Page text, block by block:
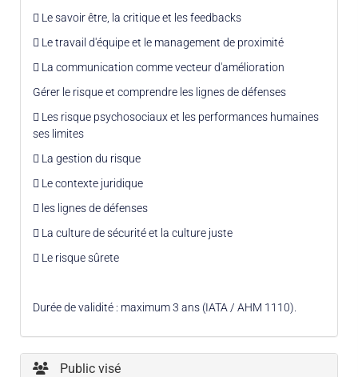
 Le savoir être, la critique et les feedbacks
 Le travail d'équipe et le management de proximité
 La communication comme vecteur d'amélioration
Gérer le risque et comprendre les lignes de défenses
 Les risque psychosociaux et les performances humaines
ses limites
 La gestion du risque
 Le contexte juridique
 les lignes de défenses
 La culture de sécurité et la culture juste
 Le risque sûrete
Durée de validité : maximum 3 ans (IATA / AHM 1110).
Public visé